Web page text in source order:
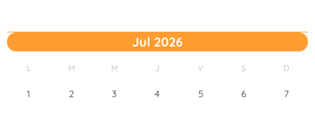
Jul 2026
L M M J V S D
1 2 3 4 5 6 7